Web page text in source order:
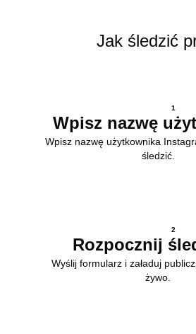
Jak śledzić
1
Wpisz nazwę
Wpisz nazwę użytkownika
śledzić.
2
Rozpocznij
Wyślij formularz i załaduj
żywo.